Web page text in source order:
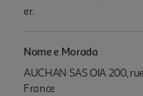
er.
Nome e Morada
AUCHAN SAS OIA 200,
France